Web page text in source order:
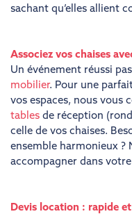
sachant qu’elles allient
Associez vos chaises
Un événement réussi
mobilier. Pour une
vos espaces, nous vous
tables de réception
celle de vos chaises.
ensemble harmonieux ?
accompagner dans
Devis location : rapide